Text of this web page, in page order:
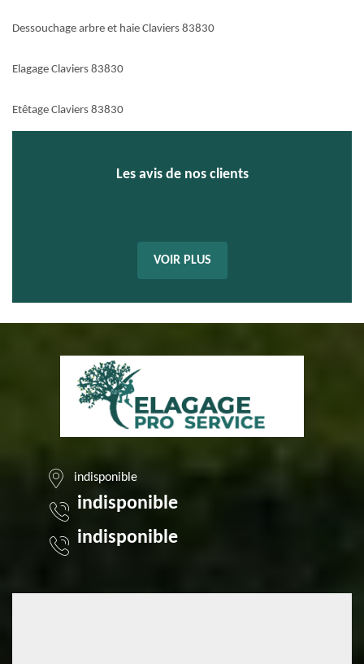
Dessouchage arbre et haie Claviers 83830
Elagage Claviers 83830
Etêtage Claviers 83830
Les avis de nos clients
VOIR PLUS
indisponible
indisponible
indisponible